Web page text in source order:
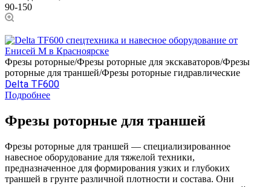
90-150
Фрезы роторные/Фрезы роторные для экскаваторов/Фрезы
роторные для траншей/Фрезы роторные гидравлические
Delta TF600
Подробнее
Фрезы роторные для траншей
Фрезы роторные для траншей — специализированное
навесное оборудование для тяжелой техники,
предназначенное для формирования узких и глубоких
траншей в грунте различной плотности и состава. Они